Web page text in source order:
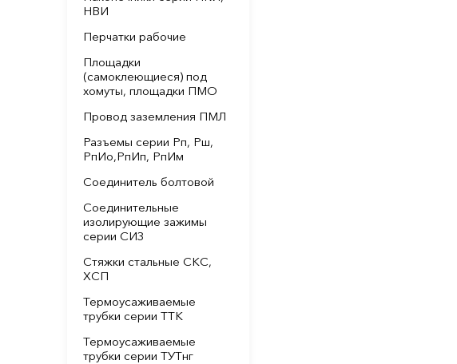
НВИ
Перчатки рабочие
Площадки
(самоклеющиеся) под
хомуты, площадки ПМО
Провод заземления ПМЛ
Разъемы серии Рп, Рш,
РпИо,РпИп, РпИм
Соединитель болтовой
Соединительные
изолирующие зажимы
серии СИЗ
Стяжки стальные СКС,
ХСП
Термоусаживаемые
трубки серии ТТК
Термоусаживаемые
трубки серии ТУТнг